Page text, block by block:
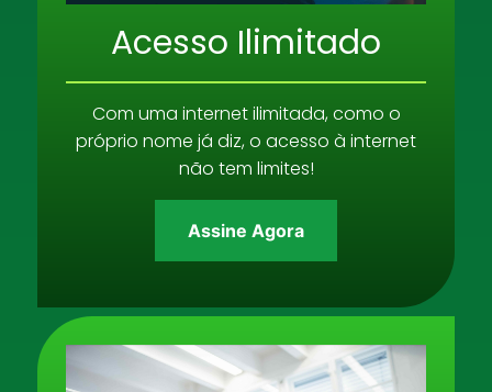
Acesso Ilimitado
Com uma internet ilimitada, como o
próprio nome já diz, o acesso à internet
não tem limites!
Assine Agora